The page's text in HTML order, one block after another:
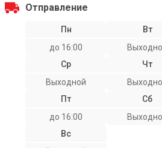
Отправление
Пн
до 16:00
Вт
Ср
Выходной
Чт
Пт
до 16:00
Сб
Вс